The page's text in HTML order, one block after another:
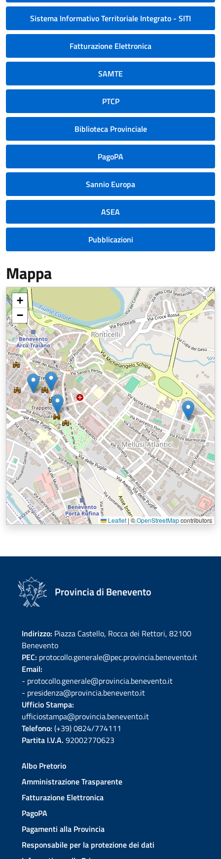
Sistema Informativo Territoriale Integrato - SITI
Fatturazione Elettronica
SAMTE
PTCP
Biblioteca Provinciale
PagoPA
Sannio Europa
ASEA
Pubblicazioni
Mappa
+
−
Leaflet |©OpenStreetMapcontributors
Provincia di Benevento
Indirizzo: Piazza Castello, Rocca dei Rettori, 82100
Benevento
PEC: protocollo.generale@pec.provincia.benevento.it
Email:
- protocollo.generale@provincia.benevento.it
- presidenza@provincia.benevento.it
Ufficio Stampa:
ufficiostampa@provincia.benevento.it
Telefono: (+39) 0824/774111
Partita I.V.A. 92002770623
Albo Pretorio
Amministrazione Trasparente
Fatturazione Elettronica
PagoPA
Pagamenti alla Provincia
Responsabile per la protezione dei dati